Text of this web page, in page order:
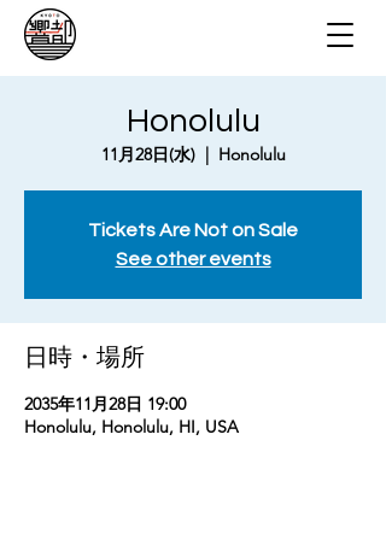
Honolulu
11月28日(水)
  |
Honolulu
Tickets Are Not on Sale
See other events
日時・場所
2035年11月28日 19:00
Honolulu, Honolulu, HI, USA